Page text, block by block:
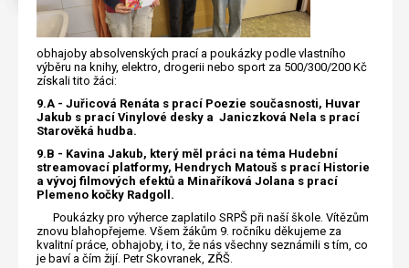
obhajoby absolvenských prací a poukázky podle vlastního
výběru na knihy, elektro, drogerii nebo sport za 500/300/200 Kč
získali tito žáci:
9.A - Juřicová Renáta s prací Poezie současnosti, Huvar
Jakub s prací Vinylové desky a Janiczková Nela s prací
Starověká hudba.
9.B - Kavina Jakub, který měl práci na téma Hudební
streamovací platformy, Hendrych Matouš s prací Historie
a vývoj filmových efektů a Minaříková Jolana s prací
Plemeno kočky Radgoll.
Poukázky pro výherce zaplatilo SRPŠ při naší škole. Vítězům
znovu blahopřejeme. Všem žákům 9. ročníku děkujeme za
kvalitní práce, obhajoby, i to, že nás všechny seznámili s tím, co
je baví a čím žijí. Petr Skovranek, ZŘŠ.